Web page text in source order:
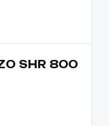
SHR 800